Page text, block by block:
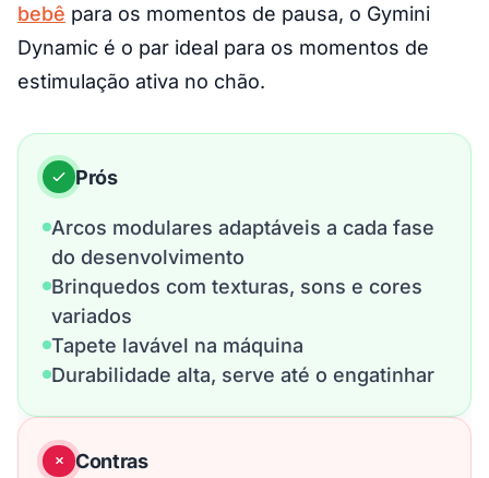
bebê para os momentos de pausa, o Gymini
Dynamic é o par ideal para os momentos de
estimulação ativa no chão.
Prós
Arcos modulares adaptáveis a cada fase
do desenvolvimento
Brinquedos com texturas, sons e cores
variados
Tapete lavável na máquina
Durabilidade alta, serve até o engatinhar
Contras